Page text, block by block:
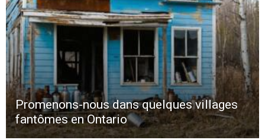
Promenons-nous dans quelques villages
fantômes en Ontario